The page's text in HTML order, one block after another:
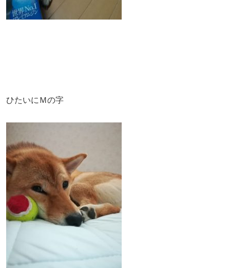
ひたいにＭの字